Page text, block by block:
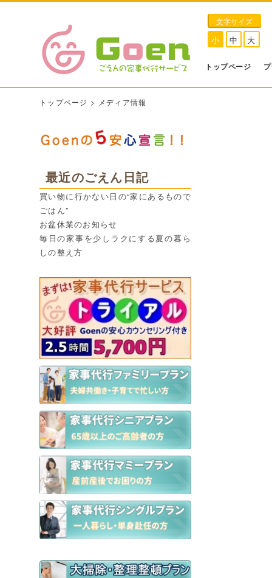
文字サイズ
小 中 大
トップページ
トップページ > メディア情報
最近のごえん日記
買い物に行かない日の“家にあるもので
ごはん”
お盆休業のお知らせ
毎日の家事を少しラクにする夏の暮ら
しの整え方